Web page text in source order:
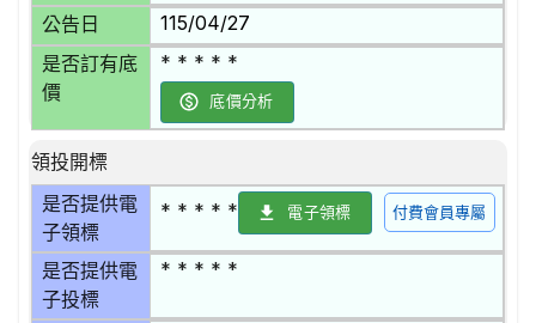
公告日 115/04/27
是否訂有底
價
* * * * *
底價分析
領投開標
是否提供電
子領標
* * * * * 電子領標 付費會員專屬
是否提供電
子投標
* * * * *